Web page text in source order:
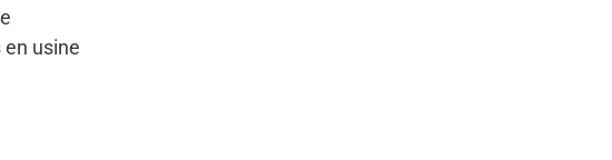
usine